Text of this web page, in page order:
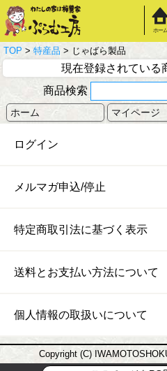
ホーム
TOP > 特産品 > じゃばら製品
現在登録されている
商品検索
ホーム マイページ
ログイン
メルマガ申込/停止
特定商取引法に基づく表示
送料とお支払い方法について
個人情報の取扱いについて
Copyright (C)